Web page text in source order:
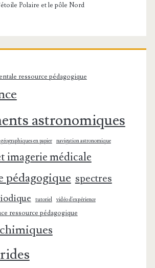
Polaire et le pôle Nord
ressource pédagogique
astronomiques
en papier navigation astronomique
imagerie médicale
pédagogique spectres
tutoriel vidéo d'expérience
ressource pédagogique